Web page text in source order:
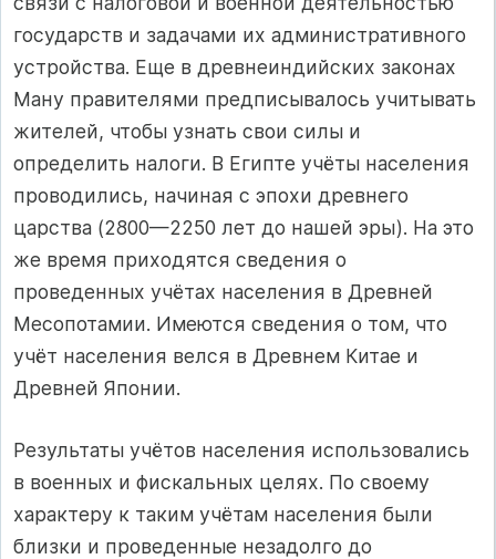
государств и задачами их административного
устройства. Еще в древнеиндийских законах
Ману правителями предписывалось учитывать
жителей, чтобы узнать свои силы и
определить налоги. В Египте учёты населения
проводились, начиная с эпохи древнего
царства (2800—2250 лет до нашей эры). На это
же время приходятся сведения о
проведенных учётах населения в Древней
Месопотамии. Имеются сведения о том, что
учёт населения велся в Древнем Китае и
Древней Японии.
Результаты учётов населения использовались
в военных и фискальных целях. По своему
характеру к таким учётам населения были
близки и проведенные незадолго до